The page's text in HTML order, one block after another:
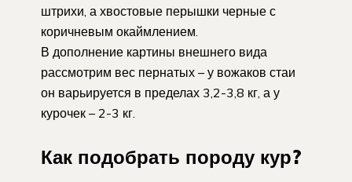
штрихи, а хвостовые перышки черные с
коричневым окаймлением.
В дополнение картины внешнего вида
рассмотрим вес пернатых – у вожаков стаи
он варьируется в пределах 3,2-3,8 кг, а у
курочек – 2-3 кг.
Как подобрать породу кур?